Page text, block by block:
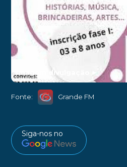
Imagem divulgação ►
Fonte: Grande FM
Siga-nos no